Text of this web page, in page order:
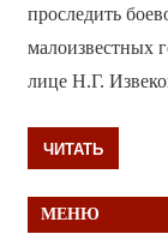
проследить
малоизвестных
лице Н.Г.
ЧИТАТЬ
МЕНЮ